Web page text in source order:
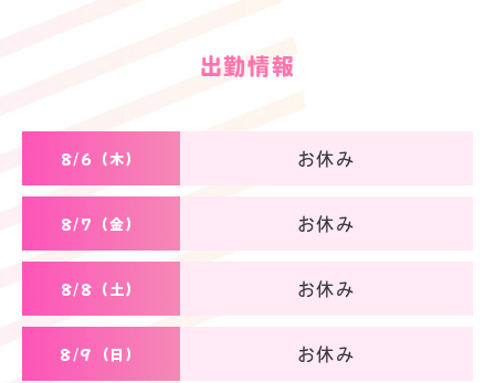
出勤情報
8/6（木） お休み
8/7（金） お休み
8/8（土） お休み
8/9（日） お休み